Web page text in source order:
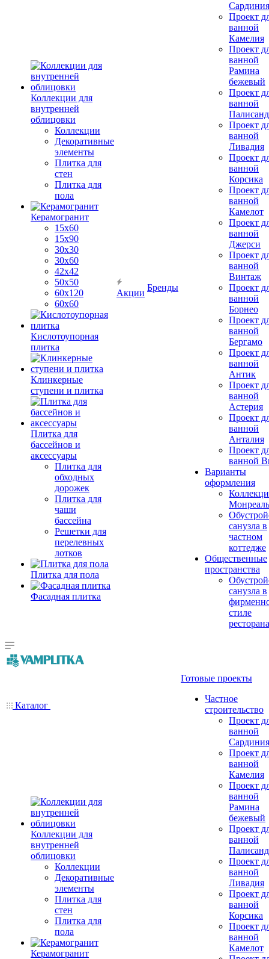
Коллекции для
внутренней
облицовки
Коллекции
Декоративные
элементы
Плитка для
стен
Плитка для
пола
Керамогранит
15х60
15x90
30х30
30х60
42х42
50х50
60х120
60х60
Кислотоупорная
плитка
Клинкерные
ступени и плитка
Плитка для
бассейнов и
аксессуары
Плитка для
обходных
дорожек
Плитка для
чаши
бассейна
Решетки для
перелевных
лотков
Плитка для пола
Фасадная плитка
Акции
Бренды
Сардиния
Проект
ванной
Камелия
Проект
ванной
Рамина
бежевый
Проект
ванной
Проект
ванной
Ливадия
Проект
ванной
Корсика
Проект
ванной
Камелот
Проект
ванной
Джерси
Проект
ванной
Винтаж
Проект
ванной
Борнео
Проект
ванной
Бергамо
Проект
ванной
Антик
Проект
ванной
Астерия
Проект
ванной
Анталия
Проект
ванной
Варианты
оформления
Монреаль
санузла в
частном
коттедже
Общественные
пространства
санузла в
стиле
ресторана
Каталог
Коллекции для
внутренней
облицовки
Коллекции
Декоративные
элементы
Плитка для
стен
Плитка для
пола
Керамогранит
Готовые проекты
Частное
строительство
Проект
ванной
Сардиния
Проект
ванной
Камелия
Проект
ванной
Рамина
бежевый
Проект
ванной
Проект
ванной
Ливадия
Проект
ванной
Корсика
Проект
ванной
Камелот